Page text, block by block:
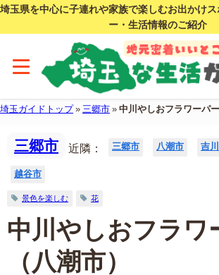
埼玉県を中心に子連れや家族で楽しむお出かけ
ー・生活情報のご紹介
埼玉ガイドトップ» 三郷市 » 中川やしおフラワーパ
三郷市 近隣： 三郷市 八潮市 吉
越谷市
景色を楽しむ 花
中川やしおフラワ
（八潮市）